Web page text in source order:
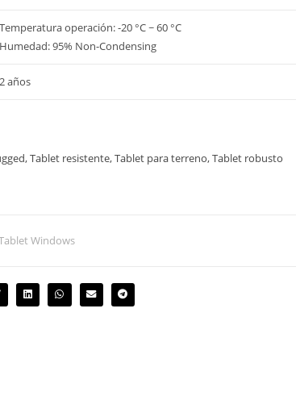
Temperatura operación: -20 °C ~ 60 °C
Humedad: 95% Non-Condensing
2 años
Tablet resistente, Tablet para terreno, Tablet robusto
Windows